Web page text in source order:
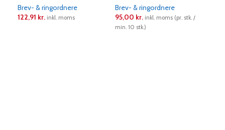
Brev- & ringordnere
122,91 kr. inkl. moms
Brev- & ringordnere
95,00 kr. inkl. moms (pr. stk. /
min. 10 stk.)